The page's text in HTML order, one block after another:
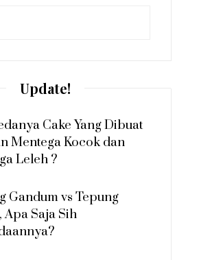
Update!
Cake Yang Dibuat
Mentega Kocok dan
Leleh ?
Gandum vs Tepung
Apa Saja Sih